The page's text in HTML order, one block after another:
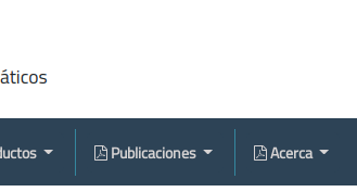
Publicaciones Acerca